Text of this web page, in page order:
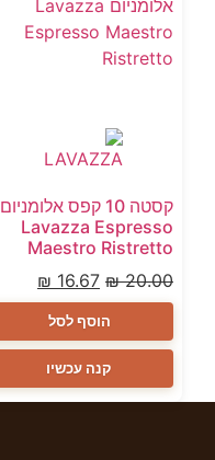
קסטה 10 קפס אלומניום
Lavazza Espresso
Maestro Ristretto
₪20.00
₪ 16.67
הוסף לסל
קנה עכשיו